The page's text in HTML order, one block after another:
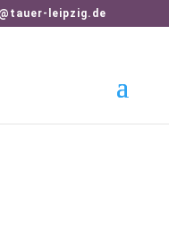
leipzig.de